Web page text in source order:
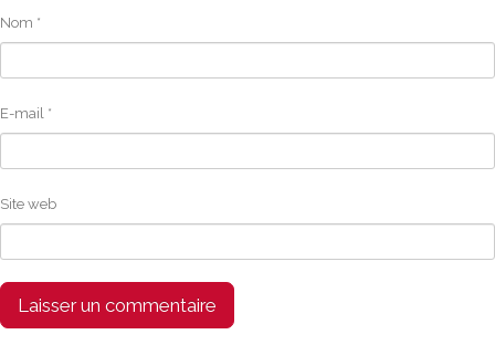
Nom *
E-mail *
Site web